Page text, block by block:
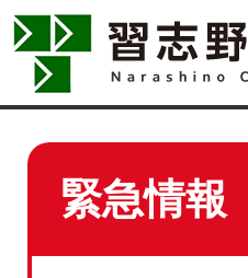
緊急情報